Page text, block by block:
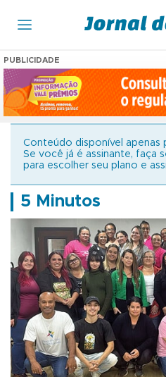
PUBLICIDADE
Conteúdo disponível apenas
Se você já é assinante, faça
para escolher seu plano e
5 Minutos